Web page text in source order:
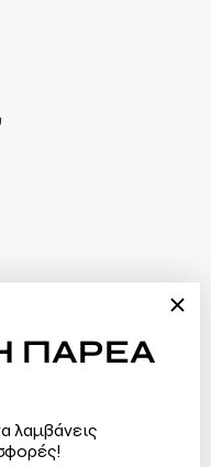
ΠΑΡΕΑ
λαμβάνεις